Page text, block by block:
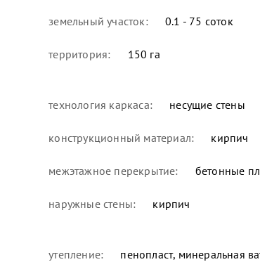
земельный участок: 0.1 - 75 соток
территория: 150 га
технология каркаса: несущие стены
конструкционный материал: кирпич
межэтажное перекрытие: бетонные
наружные стены: кирпич
утепление: пенопласт, минеральная